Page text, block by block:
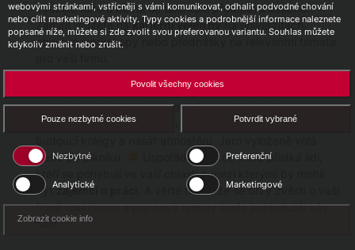
Využijte toho a běžte se talentům představit osobně.
Zamířit můžete nakariérní veletrhyna univerzitách,
oborové workshopy nebo přednášky na relevantní témata
Zorganizujte Den otevřených dveří nebo neformální
setkáníspojené třeba se společnou snídaní nebo
brunchem. Dejte zájemcům o práci možnost poznat možné
třeba po pikniku.
Uspořádejte akci, která přiláká lidi,
kteří se pohybují ve vaší oblasti a mezi kterými by mohli
býtzájemci o práci
. A věřte tomu, že se brzy zvěsti o vaší
firmě rozkřiknou a pro nové talenty bude jednodušší vás
najít.
webovými stránkami, vstřícněji s vámi komunikovat, odhalit podvodné chování
nebo cílit marketingové aktivity. Typy cookies a podrobnější informace naleznete
popsané níže, můžete si zde zvolit svou preferovanou variantu. Souhlas můžete
kdykoliv změnit nebo zrušit.
Pouze nezbytné cookies Potvrdit vybrané
Povolit všechny cookies
Nezbytné Preferenční
Analytické Marketingové
Zobrazit cookie info